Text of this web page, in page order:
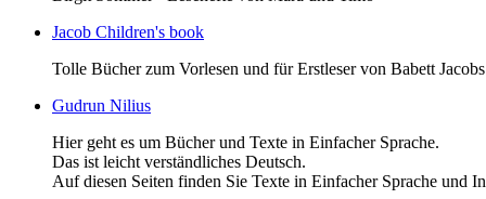
Jacob Children's book
Tolle Bücher zum Vorlesen und für Erstleser von Babett
Gudrun Nilius
Hier geht es um Bücher und Texte in Einfacher Sprache.
Das ist leicht verständliches Deutsch.
Auf diesen Seiten finden Sie Texte in Einfacher Sprache und